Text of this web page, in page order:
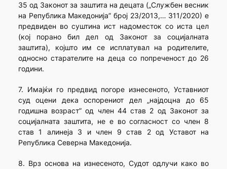
35 од Законот за заштита на децата („Службен весник
на Република Македонија” број 23/2013,… 311/2020) е
предвиден во суштина ист надоместок со иста цел
(кој порано бил дел од Законот за социјалната
заштита), којшто им се исплатувал на родителите,
односно старателите на деца со попреченост до 26
години.
7. Имајќи го предвид погоре изнесеното, Уставниот
суд оцени дека оспорениот дел „најдоцна до 65
годишна возраст” од член 44 став 2 од Законот за
социјалната заштита, не е во согласност со член 8
став 1 алинеја 3 и член 9 став 2 од Уставот на
Република Северна Македонија.
8. Врз основа на изнесеното, Судот одлучи како во